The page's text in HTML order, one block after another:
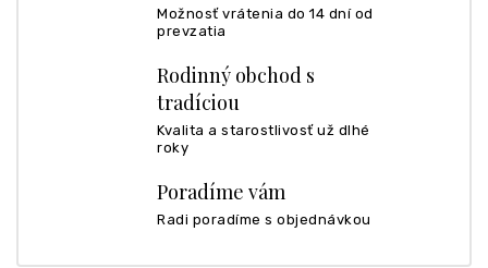
Možnosť vrátenia do 14 dní od
prevzatia
Rodinný obchod s
tradíciou
Kvalita a starostlivosť už dlhé
roky
Poradíme vám
Radi poradíme s objednávkou